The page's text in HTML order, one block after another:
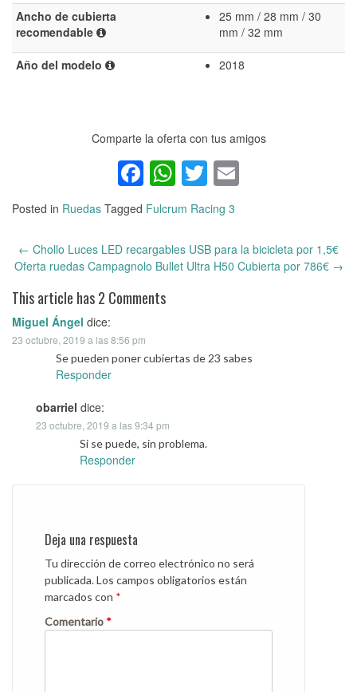
Ancho de cubierta
recomendable
25 mm / 28 mm / 30
mm / 32 mm
Año del modelo 2018
Comparte la oferta con tus amigos
Facebook
WhatsApp
Twitter
Posted in Ruedas Tagged Fulcrum Racing 3
Post
← Chollo Luces LED recargables USB para la bicicleta por 1,5€
Oferta ruedas Campagnolo Bullet Ultra H50 Cubierta por 786€ →
This article has 2 Comments
Miguel Ángel dice:
23 octubre, 2019 a las 8:56 pm
Se pueden poner cubiertas de 23 sabes
Responder
obarriel dice:
23 octubre, 2019 a las 9:34 pm
Si se puede, sin problema.
Responder
Deja una respuesta
Tu dirección de correo electrónico no será
publicada.Los campos obligatorios están
marcados con *
Comentario *